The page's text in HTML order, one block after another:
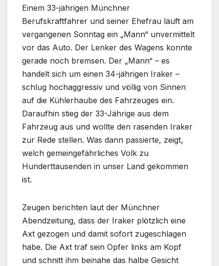
Einem 33-jährigen Münchner
Berufskraftfahrer und seiner Ehefrau läuft am
vergangenen Sonntag ein „Mann“ unvermittelt
vor das Auto. Der Lenker des Wagens konnte
gerade noch bremsen. Der „Mann“ – es
handelt sich um einen 34-jährigen Iraker –
schlug hochaggressiv und völlig von Sinnen
auf die Kühlerhaube des Fahrzeuges ein.
Daraufhin stieg der 33-Jährige aus dem
Fahrzeug aus und wollte den rasenden Iraker
zur Rede stellen. Was dann passierte, zeigt,
welch gemeingefährliches Volk zu
Hunderttausenden in unser Land gekommen
ist.
Zeugen berichten laut der Münchner
Abendzeitung, dass der Iraker plötzlich eine
Axt gezogen und damit sofort zugeschlagen
habe. Die Axt traf sein Opfer links am Kopf
und schnitt ihm beinahe das halbe Gesicht